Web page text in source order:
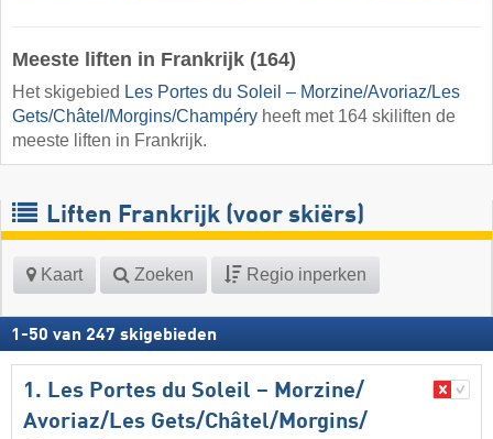
Meeste liften in Frankrijk (164)
Het skigebied Les Portes du Soleil – Morzine/​Avoriaz/​Les
Gets/​Châtel/​Morgins/​Champéry heeft met 164 skiliften de
meeste liften in Frankrijk.
Liften Frankrijk (voor skiërs)
Kaart Zoeken Regio inperken
1 -50 van 247 skigebieden
1. Les Portes du Soleil – Morzine/​
Avoriaz/​Les Gets/​Châtel/​Morgins/​